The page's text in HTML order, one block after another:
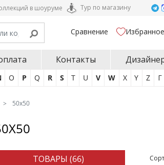
в шоуруме Тур по магазину
Сравнение Избранное
Контакты
O P Q R S T U V W X Y Z Г
50х50
ТОВАРЫ (66)